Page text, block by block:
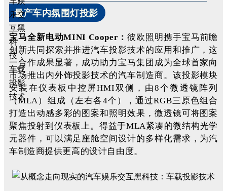
量产车内氛围灯投影
宝马全新电动MINI Cooper：彼欧照明携手宝马前瞻
创新共同探索并推进汽车投影技术的应用和推广，这
一合作成果显著，成功助力宝马集团成为全球首家向
市场推出内外饰投影技术的汽车制造商。该投影模块
安装在仪表板中控屏HMI双侧，由8个微透镜阵列
（MLA）组成（左右各4个），通过RGB三原色组合
打造出动感多彩的图案和照明效果，微透镜可将图案
聚焦投射到仪表板上。得益于MLA紧凑的微结构光学
元器件，可以满足座舱空间设计的多样化需求，为汽
车制造商提供更高的设计自由度。